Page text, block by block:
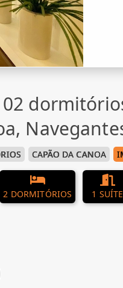
CAPÃO DA CANOA
2 DORMITÓRIOS 1 SUÍTE